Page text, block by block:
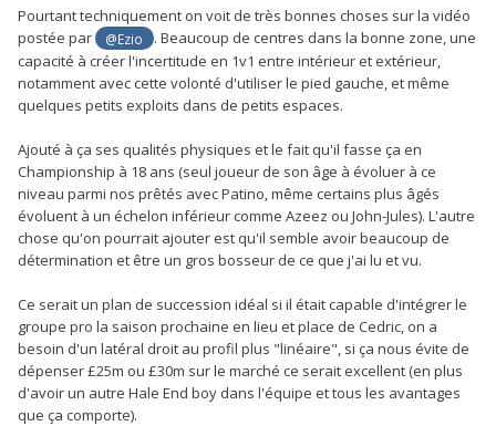
Pourtant techniquement on voit de très bonnes choses sur la vidéo
postée par
@Ezio
. Beaucoup de centres dans la bonne zone, une
capacité à créer l'incertitude en 1v1 entre intérieur et extérieur,
notamment avec cette volonté d'utiliser le pied gauche, et même
quelques petits exploits dans de petits espaces.
Ajouté à ça ses qualités physiques et le fait qu'il fasse ça en
Championship à 18 ans (seul joueur de son âge à évoluer à ce
niveau parmi nos prêtés avec Patino, même certains plus âgés
évoluent à un échelon inférieur comme Azeez ou John-Jules). L'autre
chose qu'on pourrait ajouter est qu'il semble avoir beaucoup de
détermination et être un gros bosseur de ce que j'ai lu et vu.
Ce serait un plan de succession idéal si il était capable d'intégrer le
groupe pro la saison prochaine en lieu et place de Cedric, on a
besoin d'un latéral droit au profil plus "linéaire", si ça nous évite de
dépenser £25m ou £30m sur le marché ce serait excellent (en plus
d'avoir un autre Hale End boy dans l'équipe et tous les avantages
que ça comporte).